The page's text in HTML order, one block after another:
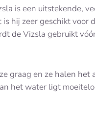
is een uitstekende,
is hij zeer geschikt voor
de Vizsla gebruikt
graag en ze halen
het water ligt